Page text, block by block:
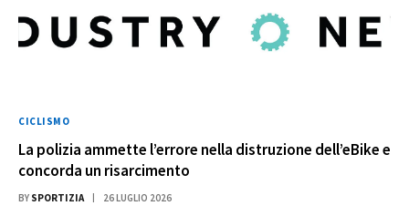
CICLISMO
La polizia ammette l’errore nella distruzione dell’eBike e
concorda un risarcimento
BY SPORTIZIA 26 LUGLIO 2026